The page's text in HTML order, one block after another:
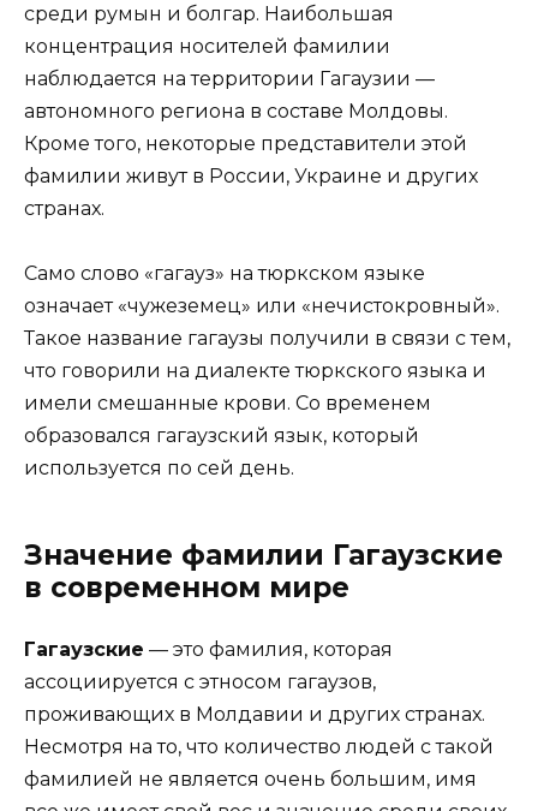
среди румын и болгар. Наибольшая
концентрация носителей фамилии
наблюдается на территории Гагаузии —
автономного региона в составе Молдовы.
Кроме того, некоторые представители этой
фамилии живут в России, Украине и других
странах.
Само слово «гагауз» на тюркском языке
означает «чужеземец» или «нечистокровный».
Такое название гагаузы получили в связи с тем,
что говорили на диалекте тюркского языка и
имели смешанные крови. Со временем
образовался гагаузский язык, который
используется по сей день.
Значение фамилии Гагаузские
в современном мире
Гагаузские — это фамилия, которая
ассоциируется с этносом гагаузов,
проживающих в Молдавии и других странах.
Несмотря на то, что количество людей с такой
фамилией не является очень большим, имя